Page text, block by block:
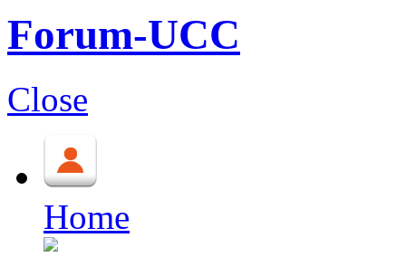
Forum-UCC
Close
Home